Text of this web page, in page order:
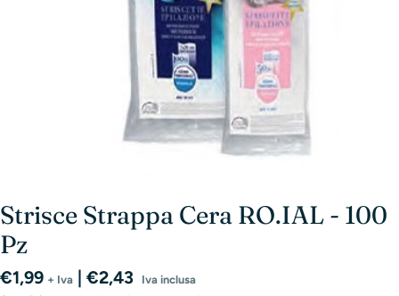
Strisce Strappa Cera RO.IAL - 100
Pz
Prezzo
€1,99 + Iva | €2,43 Iva inclusa